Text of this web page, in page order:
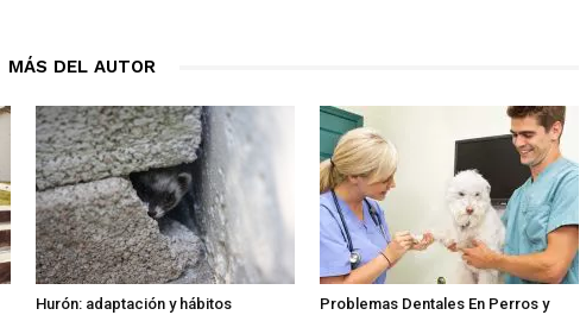
MÁS DEL AUTOR
Hurón: adaptación y hábitos
Problemas Dentales En Perros y